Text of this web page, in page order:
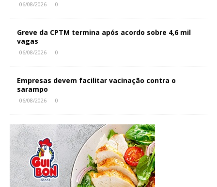
06/08/2026 0
Greve da CPTM termina após acordo sobre 4,6 mil
vagas
06/08/2026 0
Empresas devem facilitar vacinação contra o
sarampo
06/08/2026 0